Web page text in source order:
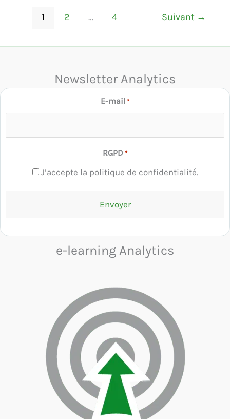
1 2 … 4 Suivant →
Newsletter Analytics
E-mail *
RGPD *
J’accepte la politique de confidentialité.
e-learning Analytics